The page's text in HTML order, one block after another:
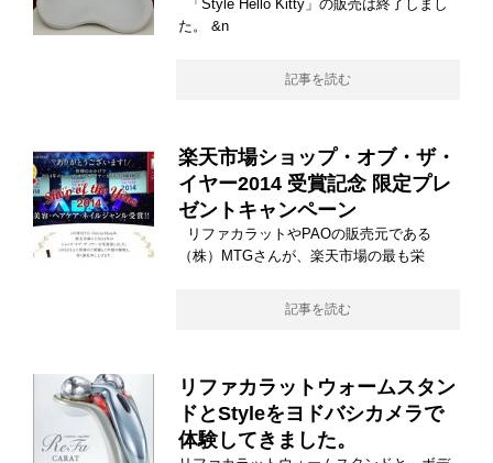
「Style Hello Kitty」の販売は終了しまし
た。 &n
記事を読む
楽天市場ショップ・オブ・ザ・
イヤー2014 受賞記念 限定プレ
ゼントキャンペーン
リファカラットやPAOの販売元である
（株）MTGさんが、楽天市場の最も栄
記事を読む
リファカラットウォームスタン
ドとStyleをヨドバシカメラで
体験してきました。